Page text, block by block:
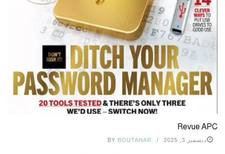
Revue APC
ديسمبر 3, 2025 BY BOUTAHAR